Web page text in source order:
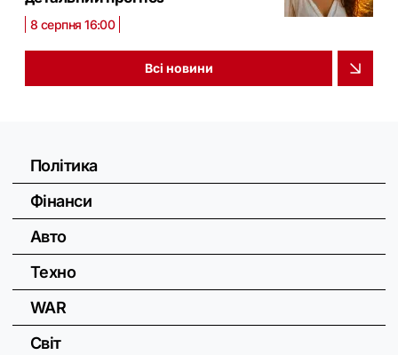
8 серпня 16:00
Всі новини
Політика
Фінанси
Авто
Техно
WAR
Світ